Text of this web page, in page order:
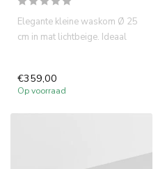
Elegante kleine waskom Ø 25
cm in mat lichtbeige. Ideaal
€359,00
Op voorraad